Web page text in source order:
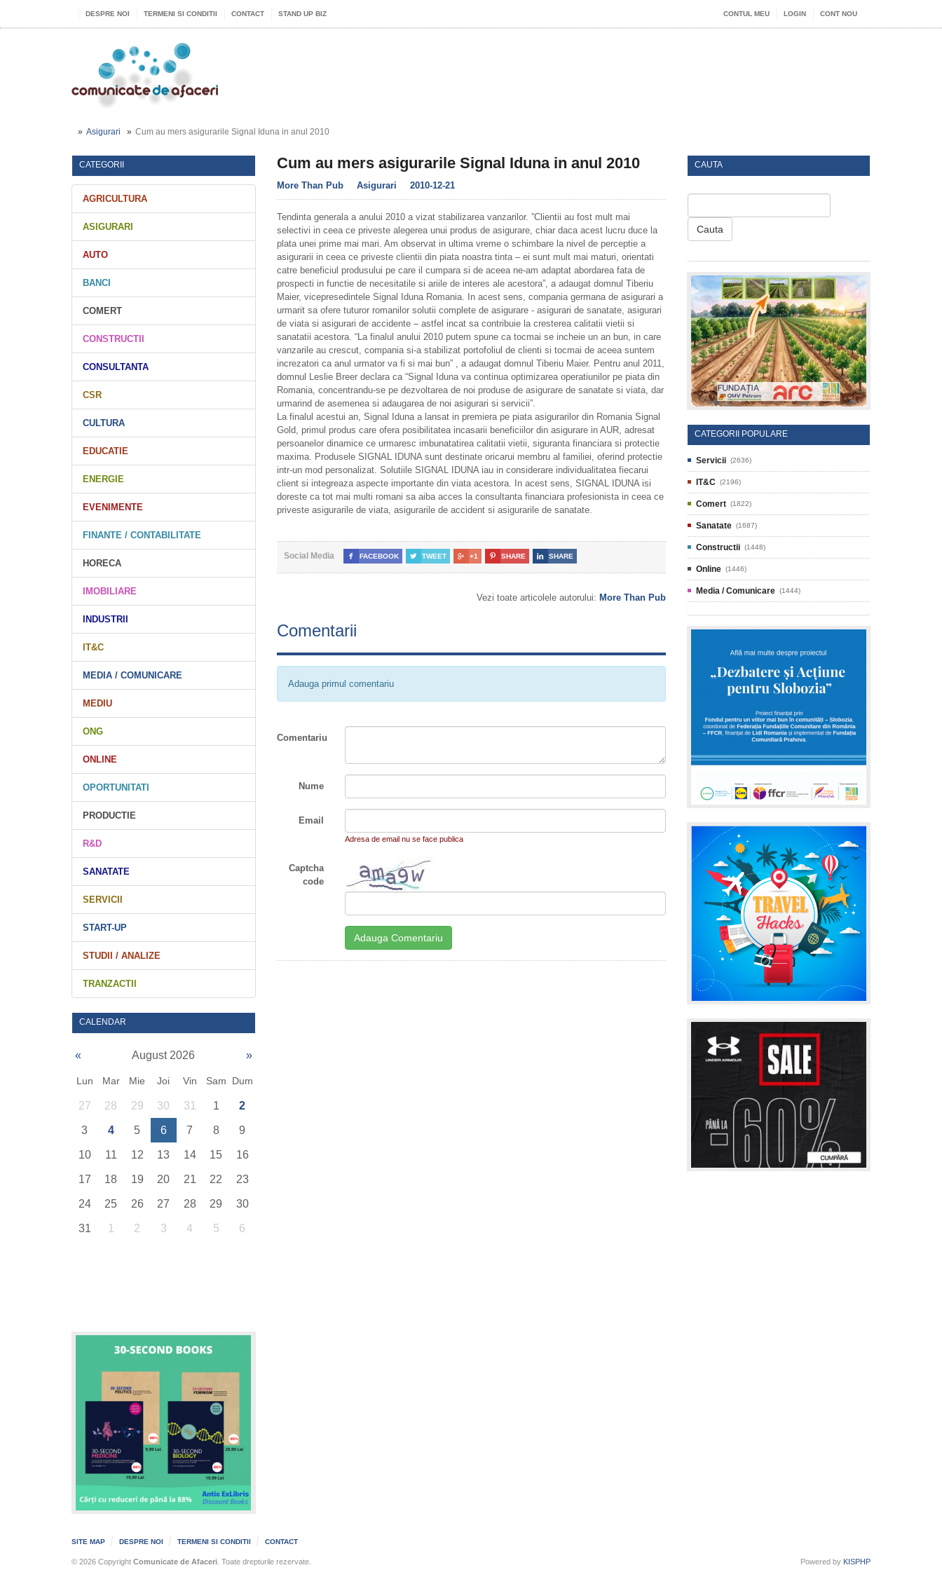
DESPRE NOI TERMENI SI CONDITII CONTACT STAND UP BIZ CONTUL MEU LOGIN CONT NOU
Asigurari Cum au mers asigurarile Signal Iduna in anul 2010
CATEGORII
AGRICULTURA
ASIGURARI
AUTO
BANCI
COMERT
CONSTRUCTII
CONSULTANTA
CSR
CULTURA
EDUCATIE
ENERGIE
EVENIMENTE
FINANTE / CONTABILITATE
HORECA
IMOBILIARE
INDUSTRII
IT&C
MEDIA / COMUNICARE
MEDIU
ONG
ONLINE
OPORTUNITATI
PRODUCTIE
R&D
SANATATE
SERVICII
START-UP
STUDII / ANALIZE
TRANZACTII
CALENDAR
« August 2026 »
Lun Mar Mie Joi Vin Sam Dum
27 28 29 30 31 1 2
3 4 5 6 7 8 9
10 11 12 13 14 15 16
17 18 19 20 21 22 23
24 25 26 27 28 29 30
31 1 2 3 4 5 6
Cum au mers asigurarile Signal Iduna in anul 2010
More Than Pub Asigurari 2010-12-21
Tendinta generala a anului 2010 a vizat stabilizarea vanzarilor. ”Clientii au fost mult mai
selectivi in ceea ce priveste alegerea unui produs de asigurare, chiar daca acest lucru duce la
plata unei prime mai mari. Am observat in ultima vreme o schimbare la nivel de perceptie a
asigurarii in ceea ce priveste clientii din piata noastra tinta – ei sunt mult mai maturi, orientati
catre beneficiul produsului pe care il cumpara si de aceea ne-am adaptat abordarea fata de
prospecti in functie de necesitatile si ariile de interes ale acestora”, a adaugat domnul Tiberiu
Maier, vicepresedintele Signal Iduna Romania. In acest sens, compania germana de asigurari a
urmarit sa ofere tuturor romanilor solutii complete de asigurare - asigurari de sanatate, asigurari
de viata si asigurari de accidente – astfel incat sa contribuie la cresterea calitatii vietii si
sanatatii acestora. “La finalul anului 2010 putem spune ca tocmai se incheie un an bun, in care
vanzarile au crescut, compania si-a stabilizat portofoliul de clienti si tocmai de aceea suntem
increzatori ca anul urmator va fi si mai bun” , a adaugat domnul Tiberiu Maier. Pentru anul 2011,
domnul Leslie Breer declara ca “Signal Iduna va continua optimizarea operatiunilor pe piata din
Romania, concentrandu-se pe dezvoltarea de noi produse de asigurare de sanatate si viata, dar
urmarind de asemenea si adaugarea de noi asigurari si servicii”.
La finalul acestui an, Signal Iduna a lansat in premiera pe piata asigurarilor din Romania Signal
Gold, primul produs care ofera posibilitatea incasarii beneficiilor din asigurare in AUR, adresat
persoanelor dinamice ce urmaresc imbunatatirea calitatii vietii, siguranta financiara si protectie
maxima. Produsele SIGNAL IDUNA sunt destinate oricarui membru al familiei, oferind protectie
intr-un mod personalizat. Solutiile SIGNAL IDUNA iau in considerare individualitatea fiecarui
client si integreaza aspecte importante din viata acestora. In acest sens, SIGNAL IDUNA isi
doreste ca tot mai multi romani sa aiba acces la consultanta financiara profesionista in ceea ce
priveste asigurarile de viata, asigurarile de accident si asigurarile de sanatate.
Social Media  FACEBOOK  TWEET  +1  SHARE  SHARE
Vezi toate articolele autorului: More Than Pub
Comentarii
Adauga primul comentariu
Comentariu
Nume
Email
Adresa de email nu se face publica
Captcha
code
CAUTA
Cauta
CATEGORII POPULARE
Servicii (2636)
IT&C (2196)
Comert (1822)
Sanatate (1687)
Constructii (1448)
Online (1446)
Media / Comunicare (1444)
SITE MAP DESPRE NOI TERMENI SI CONDITII CONTACT
© 2026 Copyright Comunicate de Afaceri . Toate drepturile rezervate. Powered by KISPHP